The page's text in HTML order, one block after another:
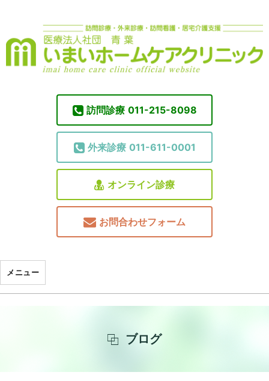
訪問診療 011-215-8098
外来診療 011-611-0001
オンライン診療
お問合わせフォーム
メニュー
ブログ